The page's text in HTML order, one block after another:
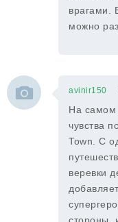
врагами.
можно
avinir150
На самом
чувства
Town. С
веревки